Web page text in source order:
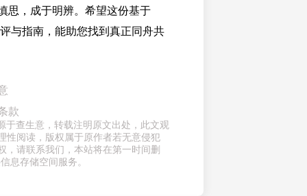
思，成于明辨。希望这份基于
与指南，能助您找到真正同舟共
款
于查生意，转载注明原文出处，此文观
性阅读，版权属于原作者若无意侵犯
，请联系我们，本站将在第一时间删
息存储空间服务。